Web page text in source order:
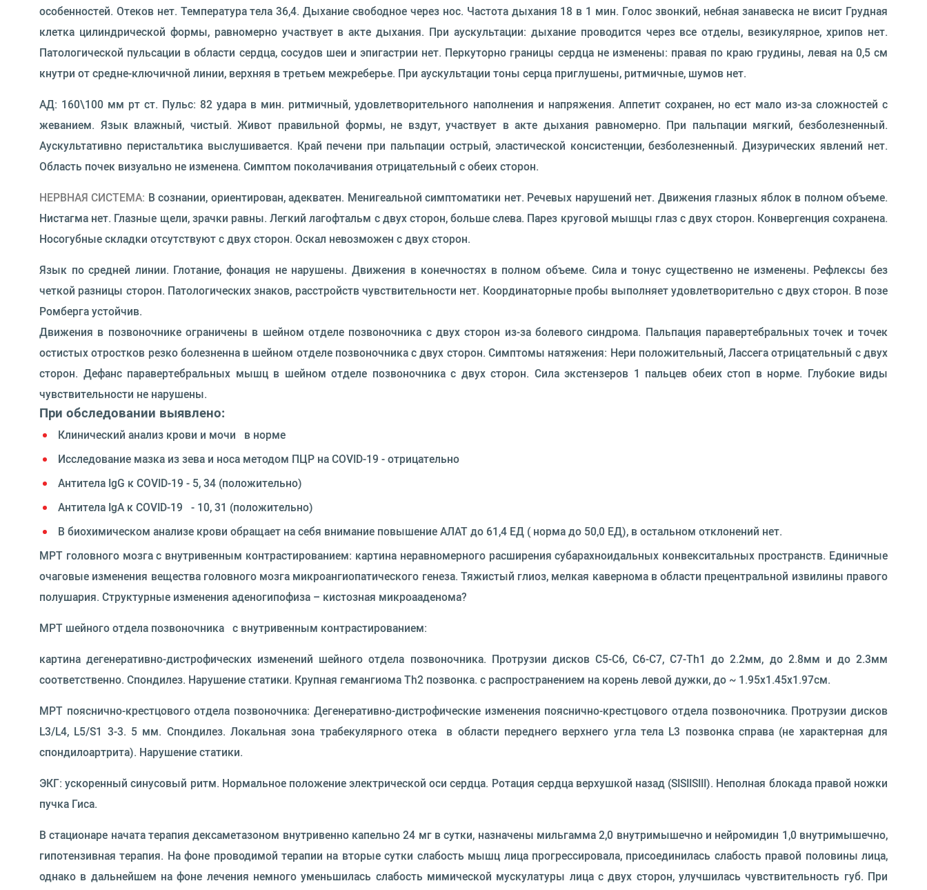
особенностей. Отеков нет. Температура тела 36,4. Дыхание свободное через нос. Частота дыхания 18 в 1 мин. Голос звонкий, небная занавеска не висит Грудная
клетка цилиндрической формы, равномерно участвует в акте дыхания. При аускультации: дыхание проводится через все отделы, везикулярное, хрипов нет.
Патологической пульсации в области сердца, сосудов шеи и эпигастрии нет. Перкуторно границы сердца не изменены: правая по краю грудины, левая на 0,5 см
кнутри от средне-ключичной линии, верхняя в третьем межреберье. При аускультации тоны серца приглушены, ритмичные, шумов нет.
АД: 160\100 мм рт ст. Пульс: 82 удара в мин. ритмичный, удовлетворительного наполнения и напряжения. Аппетит сохранен, но ест мало из-за сложностей с
жеванием. Язык влажный, чистый. Живот правильной формы, не вздут, участвует в акте дыхания равномерно. При пальпации мягкий, безболезненный.
Аускультативно перистальтика выслушивается. Край печени при пальпации острый, эластической консистенции, безболезненный. Дизурических явлений нет.
Область почек визуально не изменена. Симптом поколачивания отрицательный с обеих сторон.
НЕРВНАЯ СИСТЕМА: В сознании, ориентирован, адекватен. Менигеальной симптоматики нет. Речевых нарушений нет. Движения глазных яблок в полном объеме.
Нистагма нет. Глазные щели, зрачки равны. Легкий лагофтальм с двух сторон, больше слева. Парез круговой мышцы глаз с двух сторон. Конвергенция сохранена.
Носогубные складки отсутствуют с двух сторон. Оскал невозможен с двух сторон.
Язык по средней линии. Глотание, фонация не нарушены. Движения в конечностях в полном объеме. Сила и тонус существенно не изменены. Рефлексы без
четкой разницы сторон. Патологических знаков, расстройств чувствительности нет. Координаторные пробы выполняет удовлетворительно с двух сторон. В позе
Ромберга устойчив.
Движения в позвоночнике ограничены в шейном отделе позвоночника с двух сторон из-за болевого синдрома. Пальпация паравертебральных точек и точек
остистых отростков резко болезненна в шейном отделе позвоночника с двух сторон. Симптомы натяжения: Нери положительный, Лассега отрицательный с двух
сторон. Дефанс паравертебральных мышц в шейном отделе позвоночника с двух сторон. Сила экстензеров 1 пальцев обеих стоп в норме. Глубокие виды
чувствительности не нарушены.
При обследовании выявлено:
Клинический анализ крови и мочи в норме
Исследование мазка из зева и носа методом ПЦР на COVID-19 - отрицательно
Антитела IgG к COVID-19 - 5, 34 (положительно)
Антитела IgA к COVID-19 - 10, 31 (положительно)
В биохимическом анализе крови обращает на себя внимание повышение АЛАТ до 61,4 ЕД ( норма до 50,0 ЕД), в остальном отклонений нет.
МРТ головного мозга с внутривенным контрастированием: картина неравномерного расширения субарахноидальных конвекситальных пространств. Единичные
очаговые изменения вещества головного мозга микроангиопатического генеза. Тяжистый глиоз, мелкая кавернома в области прецентральной извилины правого
полушария. Структурные изменения аденогипофиза – кистозная микроааденома?
МРТ шейного отдела позвоночника с внутривенным контрастированием:
картина дегенеративно-дистрофических изменений шейного отдела позвоночника. Протрузии дисков С5-С6, С6-С7, С7-Th1 до 2.2мм, до 2.8мм и до 2.3мм
соответственно. Спондилез. Нарушение статики. Крупная гемангиома Th2 позвонка. с распространением на корень левой дужки, до ~ 1.95х1.45х1.97см.
МРТ пояснично-крестцового отдела позвоночника: Дегенеративно-дистрофические изменения пояснично-крестцового отдела позвоночника. Протрузии дисков
L3/L4, L5/S1 3-3. 5 мм. Спондилез. Локальная зона трабекулярного отека в области переднего верхнего угла тела L3 позвонка справа (не характерная для
спондилоартрита). Нарушение статики.
ЭКГ: ускоренный синусовый ритм. Нормальное положение электрической оси сердца. Ротация сердца верхушкой назад (SISIISIII). Неполная блокада правой ножки
пучка Гиса.
В стационаре начата терапия дексаметазоном внутривенно капельно 24 мг в сутки, назначены мильгамма 2,0 внутримышечно и нейромидин 1,0 внутримышечно,
гипотензивная терапия. На фоне проводимой терапии на вторые сутки слабость мышц лица прогрессировала, присоединилась слабость правой половины лица,
однако в дальнейшем на фоне лечения немного уменьшилась слабость мимической мускулатуры лица с двух сторон, улучшилась чувствительность губ. При